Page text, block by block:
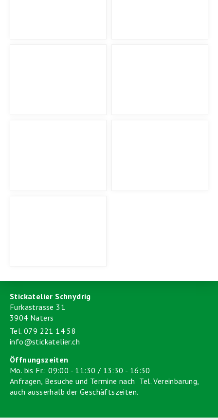
Stickatelier Schnydrig
Furkastrasse 31
3904 Naters
Tel. 079 221 14 58
info@stickatelier.ch
Öffnungszeiten
Mo. bis Fr.: 09:00 - 11:30 / 13:30 - 16:30
Anfragen, Besuche und Termine nach Tel. Vereinbarung,
auch ausserhalb der Geschäftszeiten.